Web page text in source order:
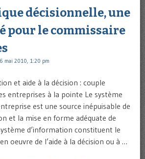
décisionnelle, une
pour le commissaire
6 mai 2010, 1:20 pm
et aide à la décision : couple
entreprises à la pointe Le système
est une source inépuisable de
et la mise en forme adéquate de
d’information constituent le
oeuvre de l’aide à la décision ou à …